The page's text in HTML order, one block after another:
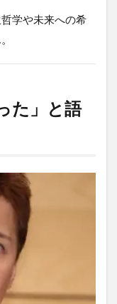
学や未来への希
た」と語